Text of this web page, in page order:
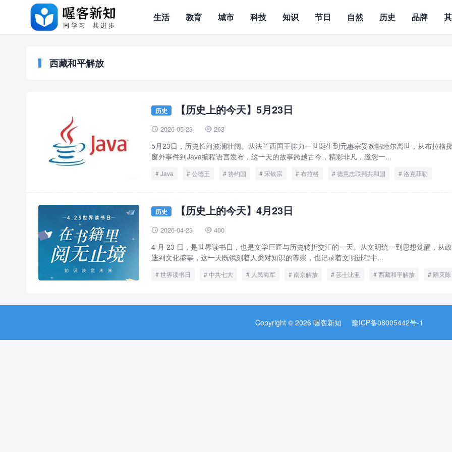
生活 教育 城市 科技 知识 节日 自然 历史 品牌
西藏和平解放
历史 【历史上的今天】5月23日
 2026-05-23  263
5月23日，历史长河波澜壮阔。从法兰西国王腓力一世诞生到元惠宗妥欢帖睦尔离世，从布拉格
窗外事件到Java编程语言发布，这一天的故事跨越古今，精彩非凡，邀您一...
Java 公德王 协约国 宋钦宗 布拉格 德意志联邦共和国
洛克菲勒
历史 【历史上的今天】4月23日
 2026-04-23  400
4 月 23 日，是世界读书日，也是文学巨匠与历史转折交汇的一天。从文明统一到思想觉醒，从
迭到文化盛事，这一天既镌刻着人类对知识的尊崇，也记录着文明进程中...
世界读书日 中共七大 人民海军 南京解放 莎士比亚 西藏和平解放 隋灭陈
Copyright © 2026 喔客新知 豫ICP备08005442号-1